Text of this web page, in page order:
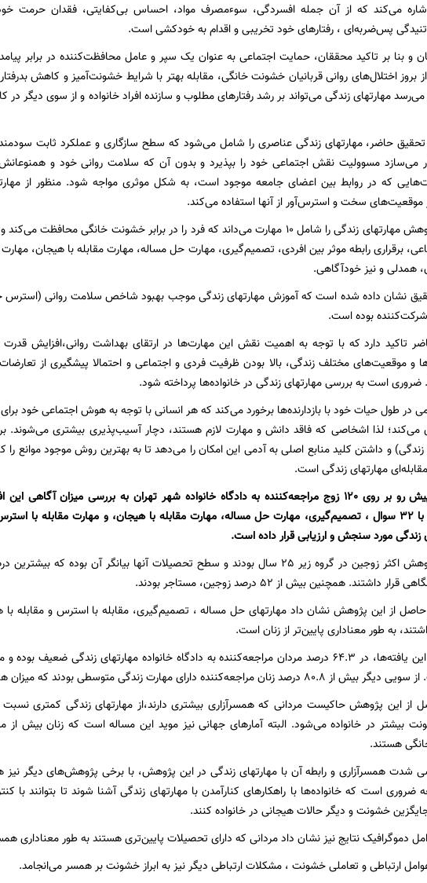
می‌کند که از آن جمله افسردگی، سوءمصرف مواد، احساس بی‌کفایتی، فقدان حرمت
پس‌ضربه‌ای ، رفتارهای خود تخریبی و اقدام به خودکشی است.
و بنا بر تاکید محققان، حمایت اجتماعی به عنوان یک سپر و عامل محافظت‌کننده در برابر
بروز اختلال‌های روانی قربانیان خشونت خانگی،‌ مقابله بهتر با شرایط خشونت‌آمیز و کاهش
می‌رسد مهارتهای زندگی می‌تواند بر رشد رفتارهای مطلوب و سازنده افراد خانواده و از سوی دیگر در
حاضر، مهارتهای زندگی عناصری را شامل می‌شود که سطح سازگاری و عملکرد ثابت سودمند
می‌سازد مسوولیت نقش اجتماعی خود را بپذیرد و بدون آن که سلامت روانی خود و همنوعانش
که در روابط بین اعضای جامعه موجود است، به شکل موثری مواجه شود. منظور از
سخت و استرس‌آور از آنها استفاده می‌کند.
اما این پژوهش مهارتهای زندگی را شامل 10 مهارت می‌داند که فرد را در برابر خشونت خانگی
برقراری رابطه موثر بین افردی، تصمیم‌گیری، مهارت حل مساله، مهارت مقابله با هیجان،‌ مهارت
همدلی و نیز خودآگاهی.
نشان داده شده است که آموزش مهارتهای زندگی موجب بهبود شاخص سلامت روانی (استرس
بوده است.
تاکید دارد که با توجه به اهمیت نقش این مهارت‌ها در ارتقای بهداشت روانی،‌افزایش
موقعیت‌های مختلف زندگی، بالا بودن ظرفیت فردی و اجتماعی و احتمالا پیشگیری از تعارضات
است به بررسی مهارتهای زندگی در خانواده‌ها پرداخته شود.
در طول حیات خود با بازدارنده‌ها برخورد می‌کند که هر انسانی با توجه به هوش اجتماعی خود
می‌کند؛ لذا اشخاصی که فاقد دانش و مهارت لازم هستند، دچار آسیب‌پذیری بیشتری می‌شوند.
زندگی) و داشتن کلید منابع اصلی به آدمی این امکان را می‌دهد تا به بهترین روش موجود موانع را
مهارتهای زندگی است.
پژوهش پیش رو بر روی 120 زوج مراجعه‌کننده به دادگاه خانواده شهر تهران به بررسی میزان
پرداخته و با 32 سوال ، تصمیم‌گیری، مهارت حل مساله، مهارت مقابله با هیجان، و مهارت مقابله با
مورد سنجش و ارزیابی قرار داده است.
در این پژوهش اکثر زوجین در گروه زیر 25 سال بودند و سطح تحصیلات آنها بیانگر آن
داشتند. همچنین بیش از 52 درصد زوجین، مستاجر بودند.
حاصل از این پژوهش نشان داد مهارتهای حل مساله ، تصمیم‌گیری، مقابله با استرس و مقابله با
به طور معناداری پایین‌تر از زنان است.
بر اساس این یافته‌ها، در 64.3 درصد مردان مراجعه‌کننده به دادگاه‌ خانواده مهارتهای زندگی
مراجعه‌کننده دارای مهارت زندگی متوسطی بودند که میزان همسرآزاری کمی داشتند.
از این پژوهش حاکیست مردانی که همسرآزاری بیشتری دارند،‌از مهارتهای زندگی کمتری نسبت
بیشتر در خانواده می‌شود. البته آمارهای جهانی نیز موید این مساله است که زنان بیش
هستند.
شدت همسرآزاری و رابطه آن با مهارتهای زندگی در این پژوهش، با برخی پژوهش‌های دیگر نیز
ضروری است که خانواده‌ها با راهکارهای کنارآمدن با مهارتهای زندگی ‌آشنا شوند تا بتوانند
خشونت و دیگر حالات هیجانی در خانواده کنند.
دموگرافیک نتایج نیز نشان داد مردانی که دارای تحصیلات پایین‌تری هستند به طور معناداری
ارتباطی و تعاملی خشونت ، مشکلات ارتباطی دیگر نیز به ابراز خشونت بر همسر می‌انجامد.